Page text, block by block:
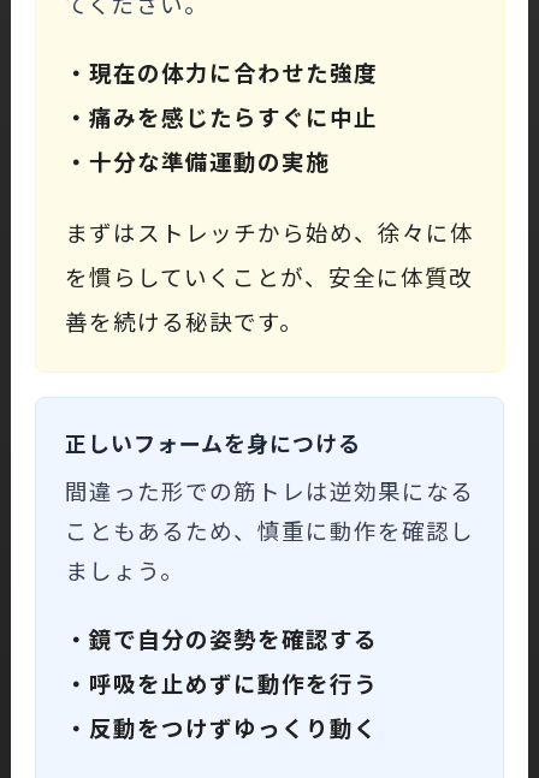
・現在の体力に合わせた強度
・痛みを感じたらすぐに中止
・十分な準備運動の実施
まずはストレッチから始め、徐々に体
を慣らしていくことが、安全に体質改
善を続ける秘訣です。
正しいフォームを身につける
間違った形での筋トレは逆効果になる
こともあるため、慎重に動作を確認し
ましょう。
・鏡で自分の姿勢を確認する
・呼吸を止めずに動作を行う
・反動をつけずゆっくり動く